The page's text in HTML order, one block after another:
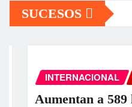
SUCESOS
INTERNACIONAL
Aumentan a 589